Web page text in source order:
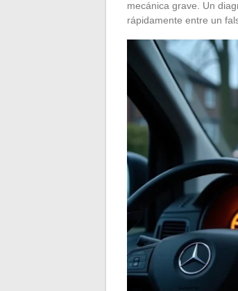
mecánica grave. Un
rápidamente entre un